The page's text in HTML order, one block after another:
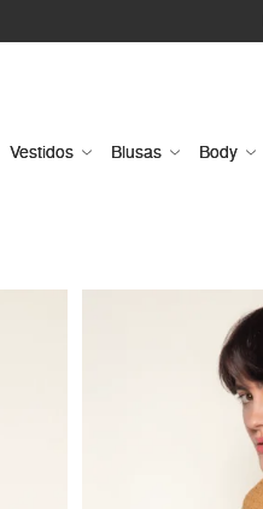
Vestidos Blusas Body